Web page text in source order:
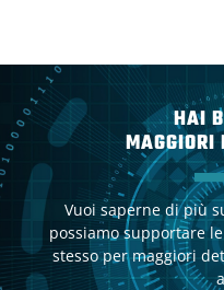
HAI
Vuoi saperne di più
possiamo supportare
stesso per maggiori